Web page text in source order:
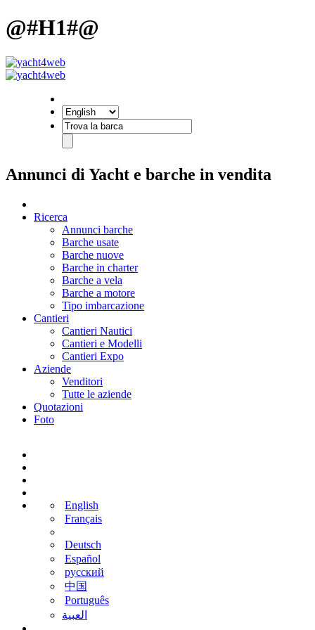
@#H1#@
Annunci di Yacht e barche in vendita
Ricerca
Annunci barche
Barche usate
Barche nuove
Barche in charter
Barche a vela
Barche a motore
Tipo imbarcazione
Cantieri
Cantieri Nautici
Cantieri e Modelli
Cantieri Expo
Aziende
Venditori
Tutte le aziende
Quotazioni
Foto
English
Français
Deutsch
Español
русский
中国
Português
‫العبية